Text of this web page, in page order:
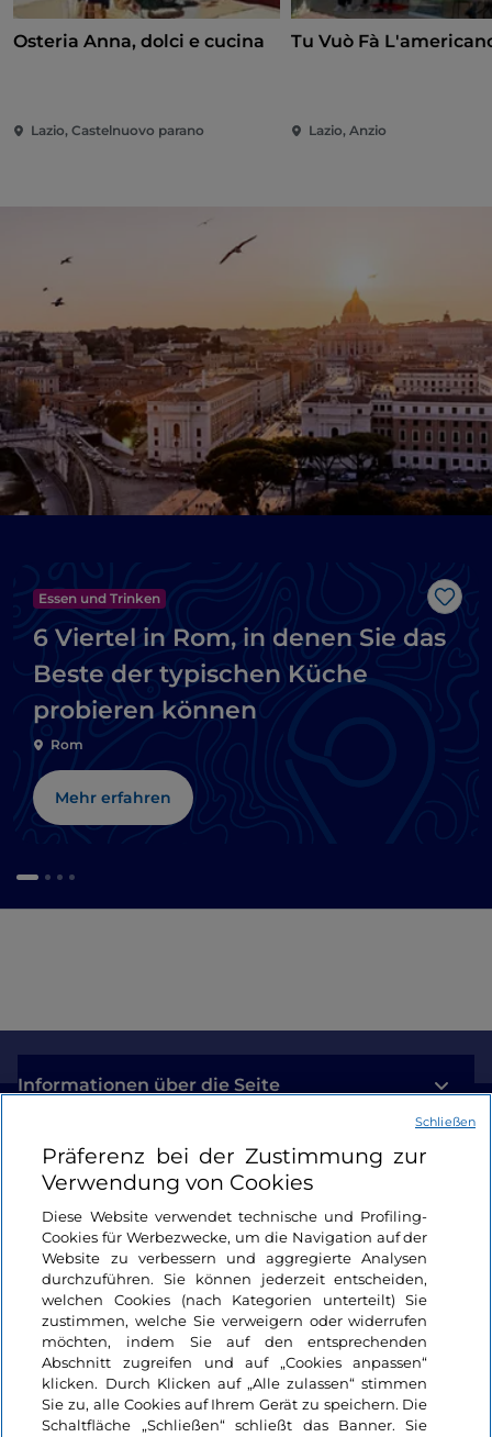
Osteria Anna, dolci e cucina
Lazio, Castelnuovo parano
Tu Vuò Fà
Lazio, Anzio
Like
Essen und Trinken
6 Viertel in Rom, in denen Sie das
Beste der typischen Küche
probieren können
Rom
Mehr erfahren
Informationen über die Seite
Nützliche Links
Login
Bleiben wir in Kontakt
Präferenz bei der Zustimmung zur
Verwendung von Cookies
Diese Website verwendet technische und Profiling-
Cookies für Werbezwecke, um die Navigation auf der
Website zu verbessern und aggregierte Analysen
durchzuführen. Sie können jederzeit entscheiden,
welchen Cookies (nach Kategorien unterteilt) Sie
zustimmen, welche Sie verweigern oder widerrufen
möchten, indem Sie auf den entsprechenden
Abschnitt zugreifen und auf „Cookies anpassen“
klicken. Durch Klicken auf „Alle zulassen“ stimmen
Sie zu, alle Cookies auf Ihrem Gerät zu speichern. Die
Schaltfläche „Schließen“ schließt das Banner. Sie
Schließen